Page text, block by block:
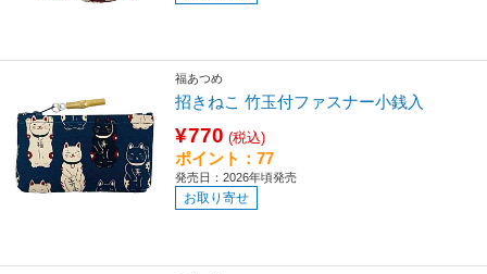
福あつめ
招きねこ 竹玉付ファスナー小銭入
¥770 (税込)
ポイント：77
発売日：2026年頃発売
お取り寄せ